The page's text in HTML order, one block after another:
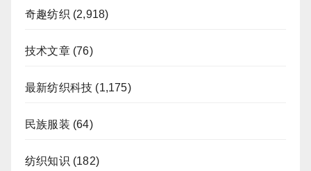
奇趣纺织 (2,918)
技术文章(76)
最新纺织科技 (1,175)
民族服装 (64)
纺织知识 (182)